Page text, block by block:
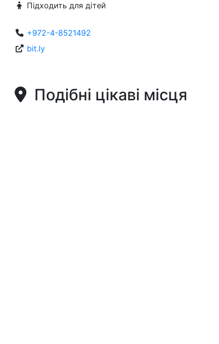
Підходить для дітей
+972-4-8521492
bit.ly
Подібні цікаві місця